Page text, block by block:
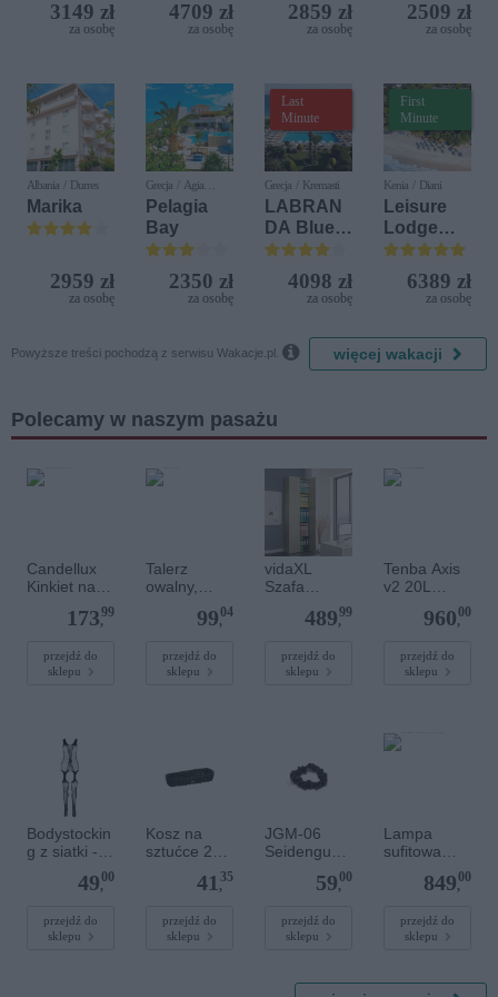
Bijela
3149 zł
za osobę
del Mare)
4709 zł
za osobę
2859 zł
za osobę
2509 zł
za osobę
Albania / Durres
Marika
2959 zł
za osobę
Grecja / Agia
Pelagia
Pelagia
Bay
2350 zł
za osobę
Last
Minute
Grecja / Kremasti
LABRAN
DA Blue
Bay
Resort
4098 zł
za osobę
First
Minute
Kenia / Diani
Leisure
Lodge
Beach &
Golf
Resort by
Diamonds
6389 zł
za osobę
Powyższe treści pochodzą z serwisu Wakacje.pl.  więcej wakacji
Polecamy w naszym pasażu
Candellux
Kinkiet nad
SPIEGA 21-
173,
99
przejdź do
sklepu
Talerz
owalny,
99,
04
przejdź do
sklepu
vidaXL
Szafa
dąb sonoma
cm, materiał
drewnopoch
489,
99
przejdź do
sklepu
Tenba Axis
v2 20L
Warrior
czarny
960,
00
przejdź do
sklepu
Bodystockin
g z siatki -
49,
00
przejdź do
sklepu
Kosz na
sztućce 28
cm - Czarny
(020169191
41 ,
35
przejdź do
sklepu
JGM-06
Seidengum
mi für Haar
Scrunchie
Graphit
59,
00
przejdź do
sklepu
Lampa
sufitowa
czarny/beżo
Lighting
849,
00
przejdź do
sklepu